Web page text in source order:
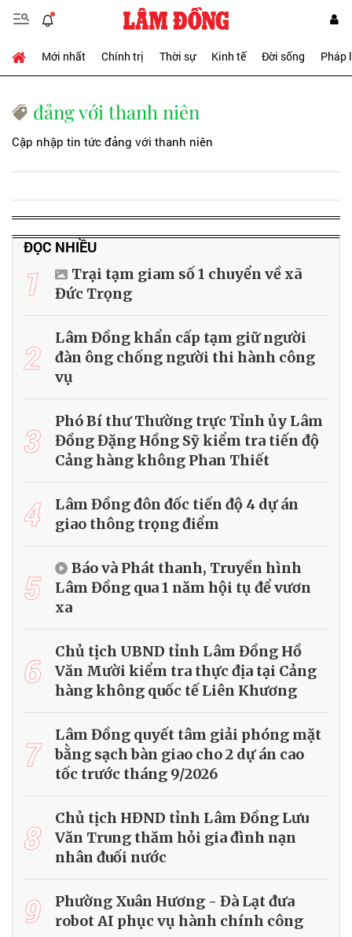
Mới nhất Chính trị Thời sự Kinh tế Đời sống Pháp
đảng với thanh niên
Cập nhập tin tức đảng với thanh niên
ĐỌC NHIỀU
1
Trại tạm giam số 1 chuyển về xã
Đức Trọng
2
Lâm Đồng khẩn cấp tạm giữ người
đàn ông chống người thi hành công
vụ
3
Phó Bí thư Thường trực Tỉnh ủy Lâm
Đồng Đặng Hồng Sỹ kiểm tra tiến độ
Cảng hàng không Phan Thiết
4
Lâm Đồng đôn đốc tiến độ 4 dự án
giao thông trọng điểm
5
Báo và Phát thanh, Truyền hình
Lâm Đồng qua 1 năm hội tụ để vươn
xa
6
Chủ tịch UBND tỉnh Lâm Đồng Hồ
Văn Mười kiểm tra thực địa tại Cảng
hàng không quốc tế Liên Khương
7
Lâm Đồng quyết tâm giải phóng mặt
bằng sạch bàn giao cho 2 dự án cao
tốc trước tháng 9/2026
8
Chủ tịch HĐND tỉnh Lâm Đồng Lưu
Văn Trung thăm hỏi gia đình nạn
nhân đuối nước
9
Phường Xuân Hương - Đà Lạt đưa
robot AI phục vụ hành chính công